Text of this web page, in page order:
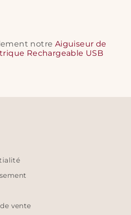
notre Aiguiseur de
Rechargeable USB
vente